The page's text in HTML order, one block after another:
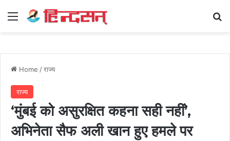
Menu
Home /राज्य
राज्य
‘मुंबई को असुरक्षित कहना सही नहीं’,
अभिनेता सैफ अली खान हुए हमले पर